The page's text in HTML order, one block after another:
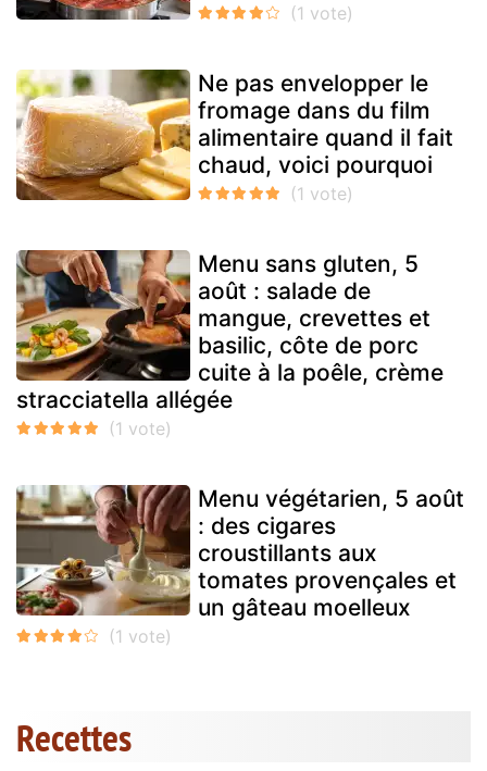
Ne pas envelopper le
fromage dans du film
alimentaire quand il fait
chaud, voici pourquoi
Menu sans gluten, 5
août : salade de
mangue, crevettes et
basilic, côte de porc
cuite à la poêle, crème
stracciatella allégée
Menu végétarien, 5 août
: des cigares
croustillants aux
tomates provençales et
un gâteau moelleux
Recettes